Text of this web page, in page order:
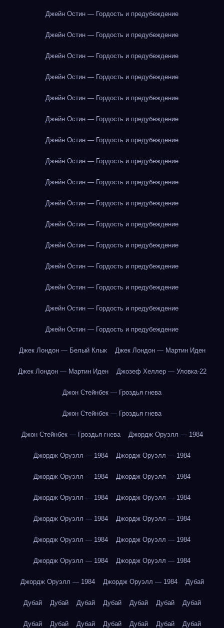
Джейн Остин — Гордость и предубеждение
Джейн Остин — Гордость и предубеждение
Джейн Остин — Гордость и предубеждение
Джейн Остин — Гордость и предубеждение
Джейн Остин — Гордость и предубеждение
Джейн Остин — Гордость и предубеждение
Джейн Остин — Гордость и предубеждение
Джейн Остин — Гордость и предубеждение
Джейн Остин — Гордость и предубеждение
Джейн Остин — Гордость и предубеждение
Джейн Остин — Гордость и предубеждение
Джейн Остин — Гордость и предубеждение
Джейн Остин — Гордость и предубеждение
Джейн Остин — Гордость и предубеждение
Джейн Остин — Гордость и предубеждение
Джейн Остин — Гордость и предубеждение
Джек Лондон — Белый Клык Джек Лондон — Мартин Иден
Джек Лондон — Мартин Иден Джозеф Хеллер — Уловка-22
Джон Стейнбек — Гроздья гнева
Джон Стейнбек — Гроздья гнева
Джон Стейнбек — Гроздья гнева Джордж Оруэлл — 1984
Джордж Оруэлл — 1984 Джордж Оруэлл — 1984
Джордж Оруэлл — 1984 Джордж Оруэлл — 1984
Джордж Оруэлл — 1984 Джордж Оруэлл — 1984
Джордж Оруэлл — 1984 Джордж Оруэлл — 1984
Джордж Оруэлл — 1984 Джордж Оруэлл — 1984
Джордж Оруэлл — 1984 Джордж Оруэлл — 1984
Джордж Оруэлл — 1984 Джордж Оруэлл — 1984 Дубай
Дубай Дубай Дубай Дубай Дубай Дубай Дубай
Дубай Дубай Дубай Дубай Дубай Дубай Дубай